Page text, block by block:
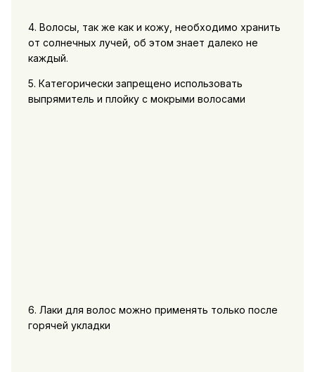
4. Волосы, так же как и кожу, необходимо хранить
от солнечных лучей, об этом знает далеко не
каждый.
5. Категорически запрещено использовать
выпрямитель и плойку с мокрыми волосами
6. Лаки для волос можно применять только после
горячей укладки